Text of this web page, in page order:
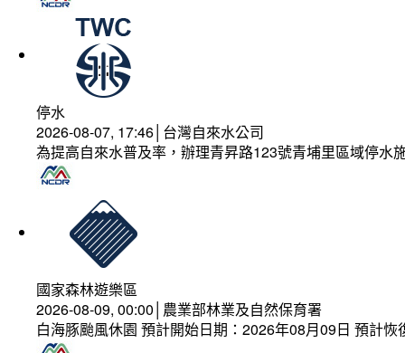
停水
2026-08-07, 17:46│台灣自來水公司
為提高自來水普及率，辦理青昇路123號青埔里區域停水
國家森林遊樂區
2026-08-09, 00:00│農業部林業及自然保育署
白海豚颱風休園 預計開始日期：2026年08月09日 預計